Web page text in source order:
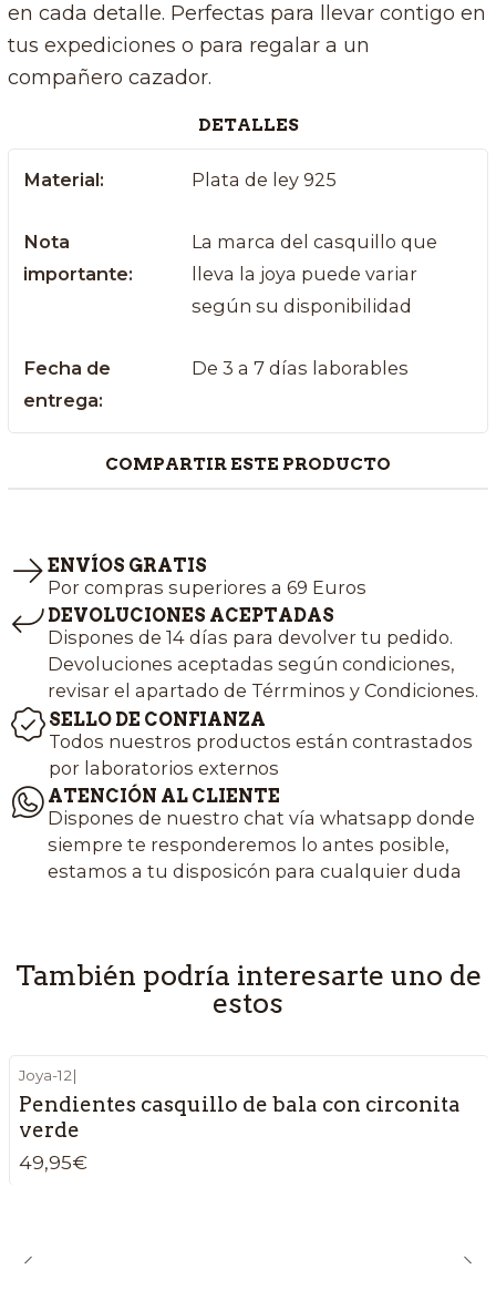
en cada detalle. Perfectas para llevar contigo en
tus expediciones o para regalar a un
compañero cazador.
DETALLES
Material: Plata de ley 925
Nota
importante:
La marca del casquillo que
lleva la joya puede variar
según su disponibilidad
Fecha de
entrega:
De 3 a 7 días laborables
COMPARTIR ESTE PRODUCTO
ENVÍOS GRATIS
Por compras superiores a 69 Euros
DEVOLUCIONES ACEPTADAS
Dispones de 14 días para devolver tu pedido.
Devoluciones aceptadas según condiciones,
revisar el apartado de Térrminos y Condiciones.
SELLO DE CONFIANZA
Todos nuestros productos están contrastados
por laboratorios externos
ATENCIÓN AL CLIENTE
Dispones de nuestro chat vía whatsapp donde
siempre te responderemos lo antes posible,
estamos a tu disposicón para cualquier duda
También podría interesarte uno de
estos
Joya-12|
Pendientes casquillo de bala con circonita
verde
49,95€